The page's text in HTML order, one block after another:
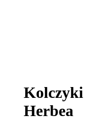
Kolczyki
Herbea